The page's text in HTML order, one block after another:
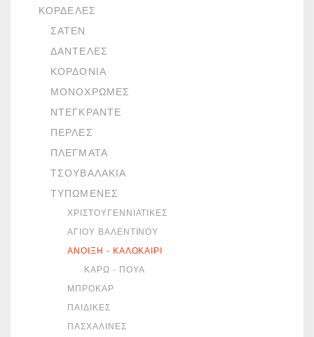
ΚΟΡΔΈΛΕΣ
ΣΑΤΈΝ
ΔΑΝΤΈΛΕΣ
ΚΟΡΔΌΝΙΑ
ΜΟΝΌΧΡΩΜΕΣ
ΝΤΕΓΚΡΑΝΤΈ
ΠΈΡΛΕΣ
ΠΛΈΓΜΑΤΑ
ΤΣΟΥΒΑΛΆΚΙΑ
ΤΥΠΩΜΈΝΕΣ
ΧΡΙΣΤΟΥΓΕΝΝΙΆΤΙΚΕΣ
ΑΓΊΟΥ ΒΑΛΕΝΤΊΝΟΥ
ΆΝΟΙΞΗ - ΚΑΛΟΚΑΊΡΙ
ΚΑΡΏ - ΠΟΥΆ
ΜΠΡΟΚΆΡ
ΠΑΙΔΙΚΈΣ
ΠΑΣΧΑΛΙΝΈΣ